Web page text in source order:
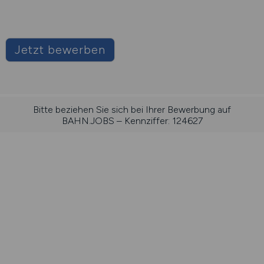
Jetzt bewerben
Bitte beziehen Sie sich bei Ihrer Bewerbung auf
BAHN.JOBS – Kennziffer: 124627